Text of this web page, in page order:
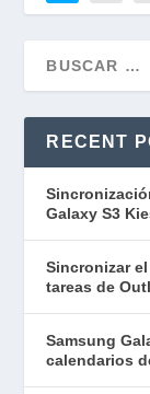
RECENT
Galaxy S3
Sincronizar
tareas de
Samsung
calendarios